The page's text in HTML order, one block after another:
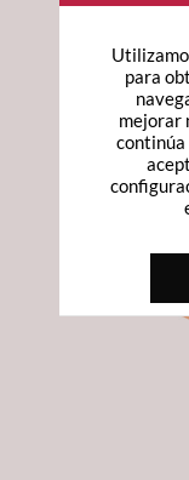
para
mejorar
continúa